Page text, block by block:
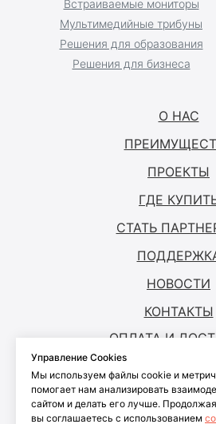
О НАС
© ANTOUCH, 2026. Все
Согласие на обработку
ПРОЕКТЫ
ГДЕ
СТАТЬ
НОВОСТИ
КОНТАКТЫ
ОПЛАТА И
Встраиваемые мониторы
Мультимедийные трибуны
Решения для образования
Решения для бизнеса
Управление Cookies
Мы используем файлы cookie и
помогает нам анализировать
сайтом и делать его лучше.
вы соглашаетесь с использованием